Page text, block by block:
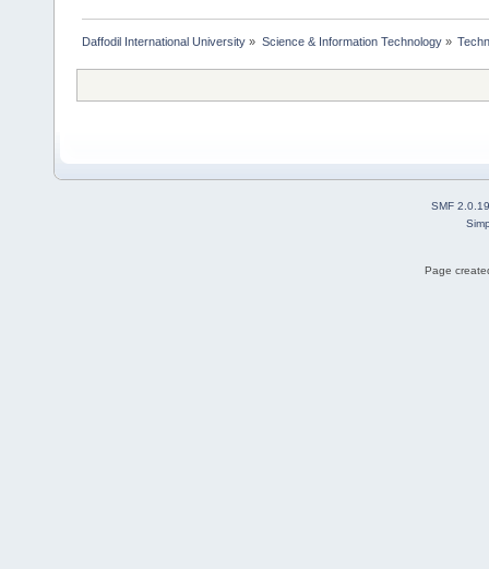
Daffodil International University » Science & Information Technology»
SMF 2.0.19
Page